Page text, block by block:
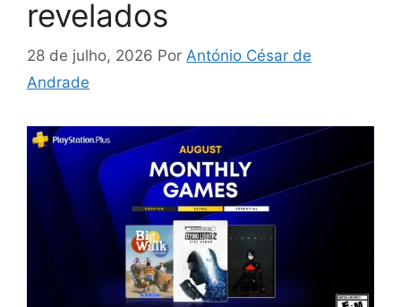
revelados
28 de julho, 2026 Por António César de
Andrade